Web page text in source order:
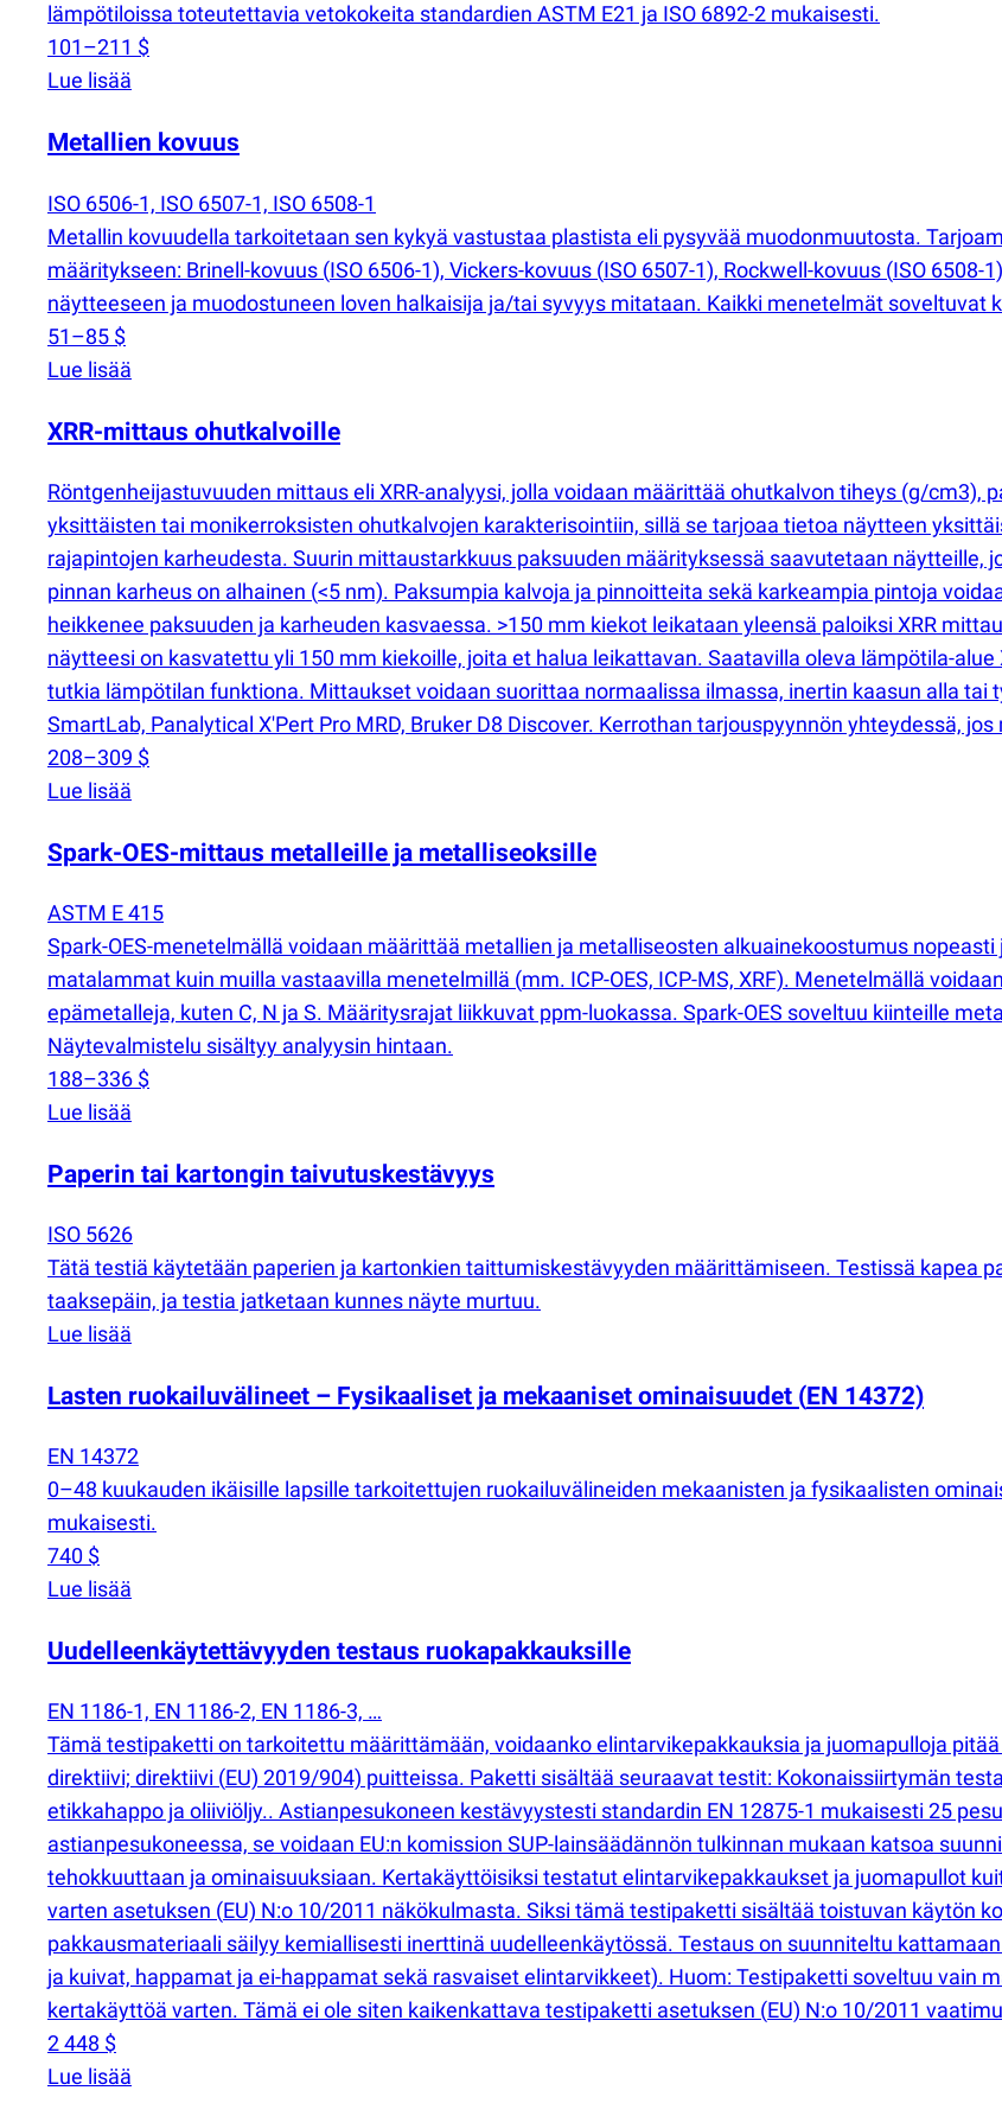
lämpötiloissa toteutettavia vetokokeita standardien ASTM E21 ja ISO 6892-2 mukaisesti.
101–211 $
Lue lisää
Metallien kovuus
ISO 6506-1, ISO 6507-1, ISO 6508-1
Metallin kovuudella tarkoitetaan sen kykyä vastustaa plastista eli pysyvää muodonmuutosta.
määritykseen: Brinell-kovuus (ISO 6506-1), Vickers-kovuus (ISO 6507-1), Rockwell-kovuus (ISO 6508-
näytteeseen ja muodostuneen loven halkaisija ja/tai syvyys mitataan. Kaikki menetelmät soveltuvat
51–85 $
Lue lisää
XRR-mittaus ohutkalvoille
Röntgenheijastuvuuden mittaus eli XRR-analyysi, jolla voidaan määrittää ohutkalvon tiheys (g/cm3),
yksittäisten tai monikerroksisten ohutkalvojen karakterisointiin, sillä se tarjoaa tietoa näytteen
rajapintojen karheudesta. Suurin mittaustarkkuus paksuuden määrityksessä saavutetaan näytteille,
pinnan karheus on alhainen (<5 nm). Paksumpia kalvoja ja pinnoitteita sekä karkeampia pintoja
heikkenee paksuuden ja karheuden kasvaessa. >150 mm kiekot leikataan yleensä paloiksi XRR
näytteesi on kasvatettu yli 150 mm kiekoille, joita et halua leikattavan. Saatavilla oleva lämpötila-
tutkia lämpötilan funktiona. Mittaukset voidaan suorittaa normaalissa ilmassa, inertin kaasun alla tai
SmartLab, Panalytical X'Pert Pro MRD, Bruker D8 Discover. Kerrothan tarjouspyynnön yhteydessä,
208–309 $
Lue lisää
Spark-OES-mittaus metalleille ja metalliseoksille
ASTM E 415
Spark-OES-menetelmällä voidaan määrittää metallien ja metalliseosten alkuainekoostumus
matalammat kuin muilla vastaavilla menetelmillä (mm. ICP-OES, ICP-MS, XRF). Menetelmällä
epämetalleja, kuten C, N ja S. Määritysrajat liikkuvat ppm-luokassa. Spark-OES soveltuu kiinteille
Näytevalmistelu sisältyy analyysin hintaan.
188–336 $
Lue lisää
Paperin tai kartongin taivutuskestävyys
ISO 5626
Tätä testiä käytetään paperien ja kartonkien taittumiskestävyyden määrittämiseen. Testissä kapea
taaksepäin, ja testia jatketaan kunnes näyte murtuu.
Lue lisää
Lasten ruokailuvälineet – Fysikaaliset ja mekaaniset ominaisuudet (EN 14372)
EN 14372
0–48 kuukauden ikäisille lapsille tarkoitettujen ruokailuvälineiden mekaanisten ja fysikaalisten
mukaisesti.
740 $
Lue lisää
Uudelleenkäytettävyyden testaus ruokapakkauksille
EN 1186-1, EN 1186-2, EN 1186-3, …
Tämä testipaketti on tarkoitettu määrittämään, voidaanko elintarvikepakkauksia ja juomapulloja
direktiivi; direktiivi (EU) 2019/904) puitteissa. Paketti sisältää seuraavat testit: Kokonaissiirtymän
etikkahappo ja oliiviöljy.. Astianpesukoneen kestävyystesti standardin EN 12875-1 mukaisesti 25
astianpesukoneessa, se voidaan EU:n komission SUP-lainsäädännön tulkinnan mukaan katsoa
tehokkuuttaan ja ominaisuuksiaan. Kertakäyttöisiksi testatut elintarvikepakkaukset ja juomapullot
varten asetuksen (EU) N:o 10/2011 näkökulmasta. Siksi tämä testipaketti sisältää toistuvan käytön
pakkausmateriaali säilyy kemiallisesti inerttinä uudelleenkäytössä. Testaus on suunniteltu
ja kuivat, happamat ja ei-happamat sekä rasvaiset elintarvikkeet). Huom: Testipaketti soveltuu vain
kertakäyttöä varten. Tämä ei ole siten kaikenkattava testipaketti asetuksen (EU) N:o 10/2011
2 448 $
Lue lisää